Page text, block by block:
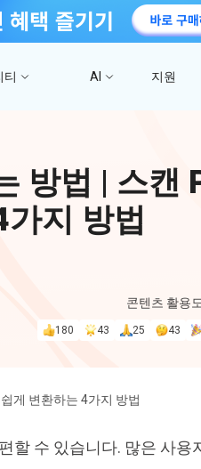
&
데이터
티
몇 분 안에
올인원 맥
AI
4DDIG 비디오 복구
AI로 손상된 비디오 복원
PixPretty AI Photo
무료 AI 사진 편집 도구
지원
문의하
구독 갱
방법 | 스캔
지 방법
콘텐츠 활용
180 43 25 43
게 변환하는 4가지 방법
할 수 있습니다. 많은 사용